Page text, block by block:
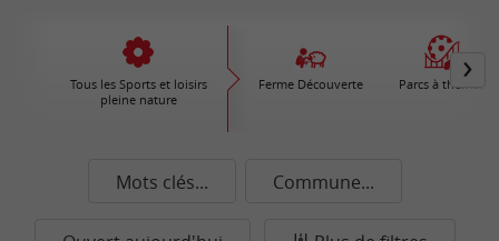
Tous les Sports et loisirs
pleine nature
Ferme Découverte Parcs à thèmes
Mots clés... Commune...